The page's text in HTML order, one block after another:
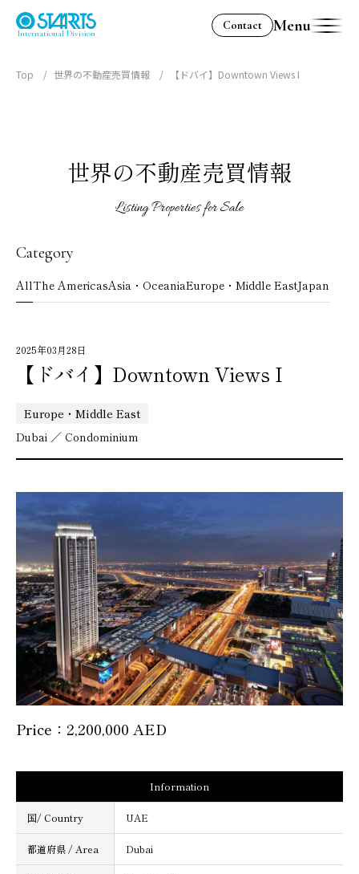
International Division
Contact Menu
Top 世界の不動産売買情報 【ドバイ】Downtown Views I
世界の不動産売買情報
Listing Properties for Sale
Category
AllThe AmericasAsia・OceaniaEurope・Middle EastJapan
2025年03月28日
【ドバイ】Downtown Views I
Europe・Middle East
Dubai ／ Condominium
Price：2,200,000 AED
Information
国/ Country UAE
都道府県 / Area Dubai